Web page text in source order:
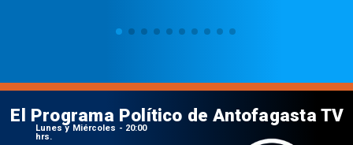
El Programa Político de Antofagasta TV
Lunes y Miércoles - 20:00
hrs.